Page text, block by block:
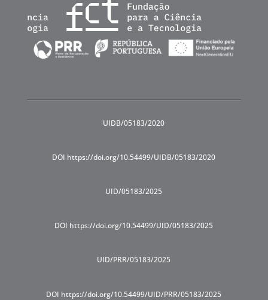
UIDB/05183/2020
DOI https://doi.org/10.54499/UIDB/05183/2020
UID/05183/2025
DOI https://doi.org/10.54499/UID/05183/2025
UID/PRR/05183/2025
DOI https://doi.org/10.54499/UID/PRR/05183/2025